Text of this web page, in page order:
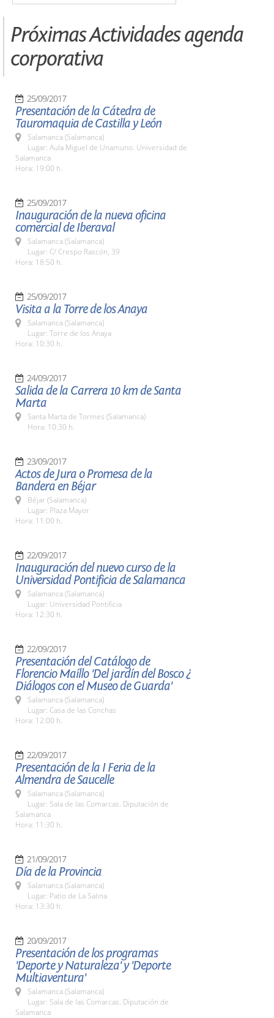
Próximas Actividades agenda
corporativa
25/09/2017
Presentación de la Cátedra de
Tauromaquia de Castilla y León
Salamanca (Salamanca)
Lugar: Aula Miguel de Unamuno. Universidad de
Salamanca
Hora: 19:00 h.
25/09/2017
Inauguración de la nueva oficina
comercial de Iberaval
Salamanca (Salamanca)
Lugar: C/ Crespo Rascón, 39
Hora: 18:50 h.
25/09/2017
Visita a la Torre de los Anaya
Salamanca (Salamanca)
Lugar: Torre de los Anaya
Hora: 10:30 h.
24/09/2017
Salida de la Carrera 10 km de Santa
Marta
Santa Marta de Tormes (Salamanca)
Hora: 10:30 h.
23/09/2017
Actos de Jura o Promesa de la
Bandera en Béjar
Béjar (Salamanca)
Lugar: Plaza Mayor
Hora: 11:00 h.
22/09/2017
Inauguración del nuevo curso de la
Universidad Pontificia de Salamanca
Salamanca (Salamanca)
Lugar: Universidad Pontificia
Hora: 12:30 h.
22/09/2017
Presentación del Catálogo de
Florencio Maíllo 'Del jardín del Bosco ¿
Diálogos con el Museo de Guarda'
Salamanca (Salamanca)
Lugar: Casa de las Conchas
Hora: 12:00 h.
22/09/2017
Presentación de la I Feria de la
Almendra de Saucelle
Salamanca (Salamanca)
Lugar: Sala de las Comarcas. Diputación de
Salamanca
Hora: 11:30 h.
21/09/2017
Día de la Provincia
Salamanca (Salamanca)
Lugar: Patio de La Salina
Hora: 13:30 h.
20/09/2017
Presentación de los programas
'Deporte y Naturaleza' y 'Deporte
Multiaventura'
Salamanca (Salamanca)
Lugar: Sala de las Comarcas. Diputación de
Salamanca